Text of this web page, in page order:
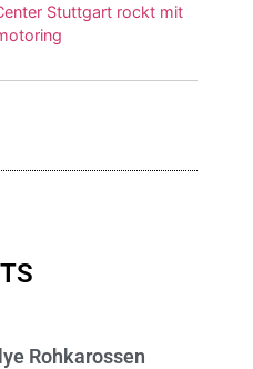
Stuttgart rockt mit
Rohkarossen